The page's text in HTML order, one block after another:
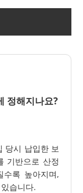
정해지나요?
당시 납입한 보
기반으로 산정
수록 높아지며,
습니다.